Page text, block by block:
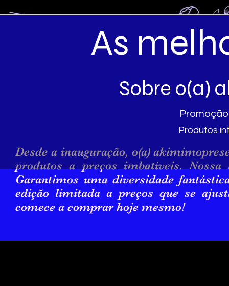
Desde a inauguração, o(a)
produtos a preços imbatíveis.
Garantimos uma diversidade
edição limitada a preços que se
comece a comprar hoje mesmo!
As
Sobre o(a)
Produtos